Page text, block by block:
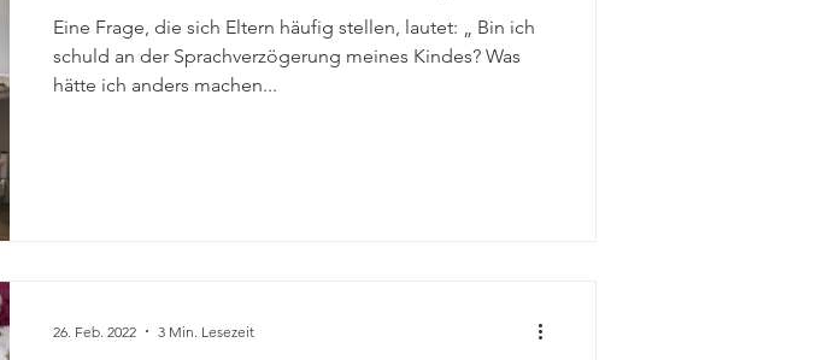
Eine Frage, die sich Eltern häufig stellen, lautet: „ Bin ich
schuld an der Sprachverzögerung meines Kindes? Was
hätte ich anders machen...
26. Feb. 2022 3 Min. Lesezeit